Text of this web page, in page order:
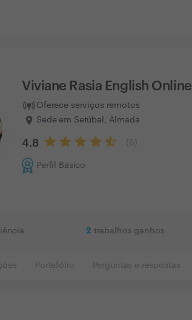
Viviane Rasia English Online
Oferece serviços remotos
Sede em Setúbal, Almada
4.8 ( 6
Perfil Básico
2 trabalhos ganhos
Portefólio Perguntas e respostas